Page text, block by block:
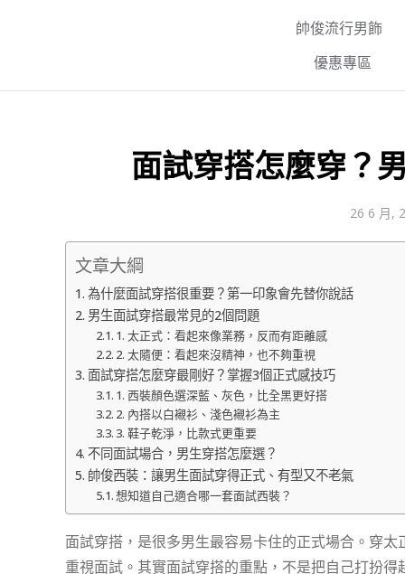
帥俊流行男飾
優惠專區
面試穿搭怎麼穿？
26 6 月,
文章大綱
為什麼面試穿搭很重要？第一印象會先替你說話
男生面試穿搭最常見的2個問題
1. 太正式：看起來像業務，反而有距離感
2. 太隨便：看起來沒精神，也不夠重視
面試穿搭怎麼穿最剛好？掌握3個正式感技巧
1. 西裝顏色選深藍、灰色，比全黑更好搭
2. 內搭以白襯衫、淺色襯衫為主
3. 鞋子乾淨，比款式更重要
不同面試場合，男生穿搭怎麼選？
帥俊西裝：讓男生面試穿得正式、有型又不老氣
想知道自己適合哪一套面試西裝？
面試穿搭，是很多男生最容易卡住的正式場合。穿
重視面試。其實面試穿搭的重點，不是把自己打扮